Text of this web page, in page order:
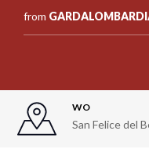
from
WO
San Felice del